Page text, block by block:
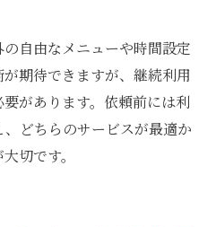
自由なメニューや時間設定
期待できますが、継続利用
があります。依頼前には利
どちらのサービスが最適か
切です。